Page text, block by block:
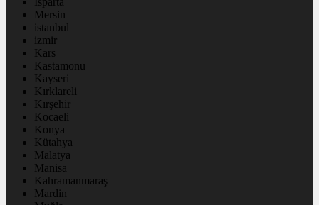
Mersin
istanbul
izmir
Kars
Kastamonu
Kayseri
Kırklareli
Kırşehir
Kocaeli
Konya
Kütahya
Malatya
Manisa
Kahramanmaraş
Mardin